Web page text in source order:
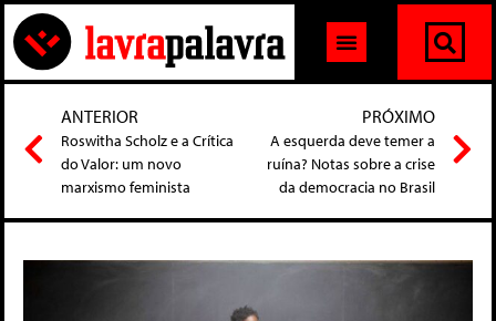
ANTERIOR
Roswitha Scholz e a Crítica
do Valor: um novo
marxismo feminista
PRÓXIMO
A esquerda deve temer a
ruína? Notas sobre a crise
da democracia no Brasil